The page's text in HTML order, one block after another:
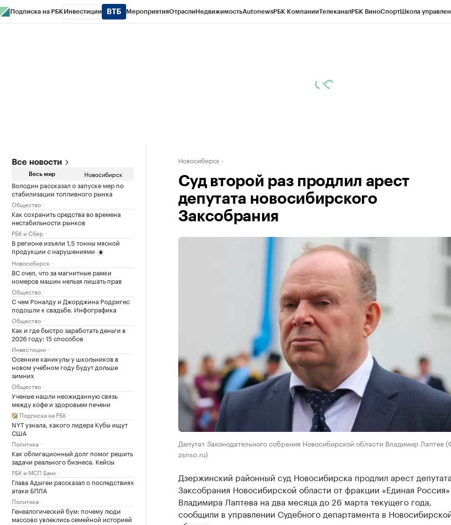
Подписка на РБК Инвестиции МероприятияОтраслиНедвижимостьAutonewsРБК КомпанииТелеканалРБК ВиноСпортШкола
Все новости
Весь мир Новосибирск
Володин рассказал о запуске мер по
стабилизации топливного рынка
Общество
Как сохранить средства во времена
нестабильности рынков
РБК и Сбер
В регионе изъяли 1,5 тонны мясной
продукции с нарушениями
Новосибирск
ВС счел, что за магнитные рамки
номеров машин нельзя лишать прав
Общество
С чем Роналду и Джорджина Родригес
подошли к свадьбе. Инфографика
Общество
Как и где быстро заработать деньги в
2026 году: 15 способов
Инвестиции
Осенние каникулы у школьников в
новом учебном году будут дольше
зимних
Общество
Ученые нашли неожиданную связь
между кофе и здоровьем печени
Подписка на РБК
NYT узнала, какого лидера Кубы ищут
США
Политика
Как облигационный долг помог решить
задачи реального бизнеса. Кейсы
РБК и МСП Банк
Глава Адыгеи рассказал о последствиях
атаки БПЛА
Политика
Генеалогический бум: почему люди
массово увлеклись семейной историей
Новосибирск
Суд второй раз продлил арест
депутата новосибирского
Заксобрания
Депутат Законодательного собрания Новосибирской области Владимир Лаптев
zsnso.ru)
Дзержинский районный суд Новосибирска продлил арест депутата
Заксобрания Новосибирской области от фракции «Единая Россия»
Владимира Лаптева на два месяца до 26 марта текущего года,
сообщили в управлении Судебного департамента в